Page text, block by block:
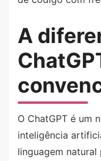
A
O ChatGPT é um
inteligência
linguagem